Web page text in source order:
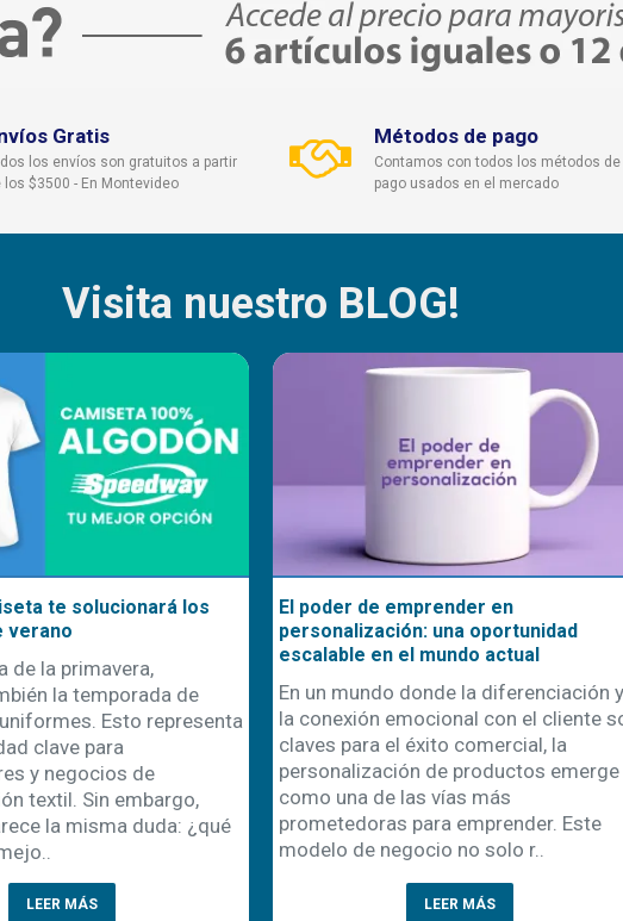
Gratis
los envíos son gratuitos a partir
los $3500 - En Montevideo
Métodos de pago
Contamos con todos los métodos de
pago usados en el mercado
Visita nuestro BLOG!
te solucionará los
verano
de la primavera,
la temporada de
Esto representa
clave para
y negocios de
textil. Sin embargo,
la misma duda: ¿qué
LEER MÁS
El poder de emprender en
personalización: una oportunidad
escalable en el mundo actual
En un mundo donde la diferenciación y
la conexión emocional con el cliente
claves para el éxito comercial, la
personalización de productos emerge
como una de las vías más
prometedoras para emprender. Este
modelo de negocio no solo r..
LEER MÁS